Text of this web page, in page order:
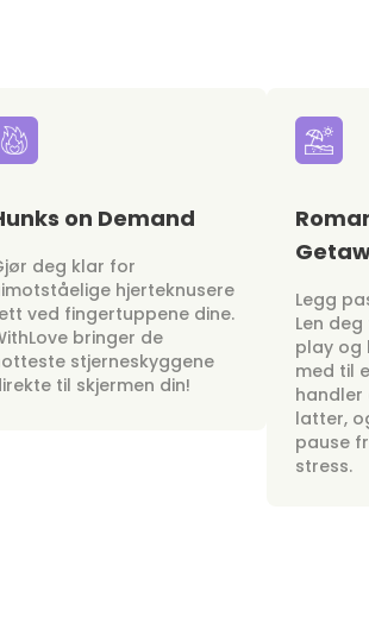
on Demand
deg klar for
hjerteknusere
ved fingertuppene dine.
bringer de
stjerneskyggene
til skjermen din!
Legg
Len
play og
med til
latter,
pause
stress.